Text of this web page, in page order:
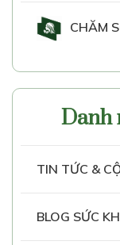
CHĂM
Danh
TIN TỨC &
BLOG SỨC